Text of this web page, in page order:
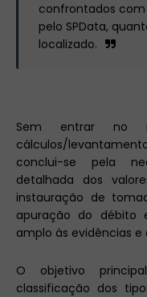
confrontados
pelo SPData,
localizado.
Sem entrar no
cálculos/
conclui-se pela
detalhada dos
instauração de
apuração do débito
amplo às evidências e
O objetivo
classificação dos